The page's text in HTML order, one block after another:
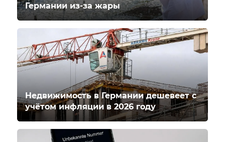
Германии из-за жары
Недвижимость в Германии дешевеет с
учётом инфляции в 2026 году